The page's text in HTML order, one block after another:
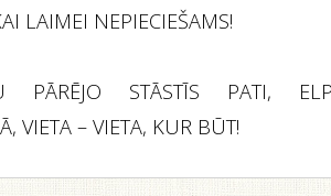
LAIMEI NEPIECIEŠAMS!
PĀRĒJO STĀSTĪS PATI,
VIETA – VIETA, KUR BŪT!